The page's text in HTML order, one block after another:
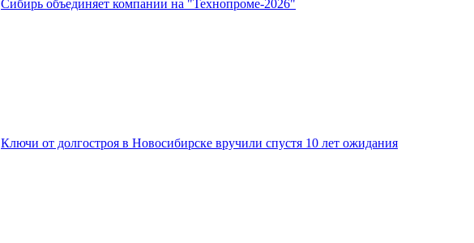
Сибирь объединяет компании на "Технопроме-2026"
Ключи от долгостроя в Новосибирске вручили спустя 10 лет ожидания